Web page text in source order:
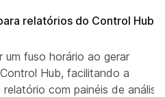
relatórios do Control Hub
fuso horário ao gerar
Hub, facilitando a
com painéis de análise